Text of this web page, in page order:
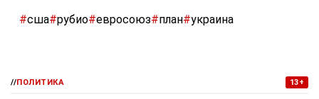
#сша#рубио#евросоюз#план#украина
//ПОЛИТИКА 13+